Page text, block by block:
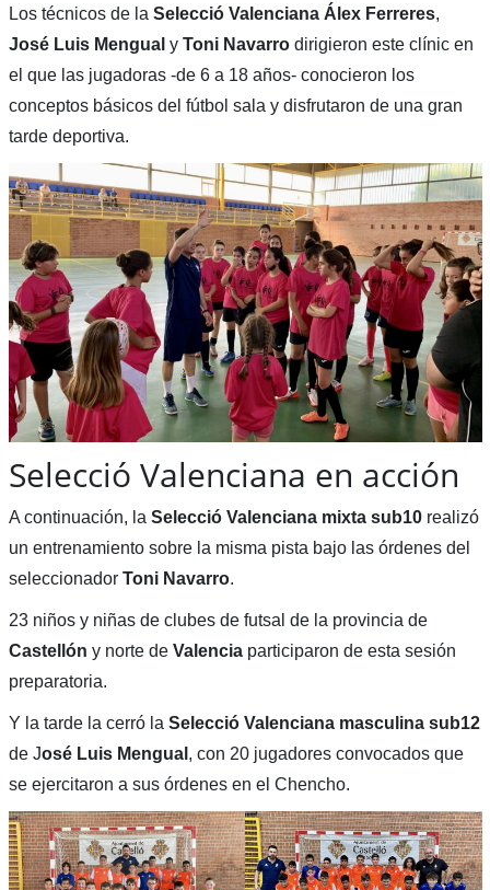
Los técnicos de la Selecció Valenciana Álex Ferreres,
José Luis Mengual y Toni Navarrodirigieron este clínic en
el que las jugadoras -de 6 a 18 años- conocieron los
conceptos básicos del fútbol sala y disfrutaron de una gran
tarde deportiva.
Selecció Valenciana en acción
A continuación, la Selecció Valenciana mixta sub10realizó
un entrenamiento sobre la misma pista bajo las órdenes del
seleccionador Toni Navarro.
23 niños y niñas de clubes de futsal de la provincia de
Castellón y norte de Valenciaparticiparon de esta sesión
preparatoria.
Y la tarde la cerró la Selecció Valenciana masculina sub12
de José Luis Mengual , con 20 jugadores convocados que
se ejercitaron a sus órdenes en el Chencho.